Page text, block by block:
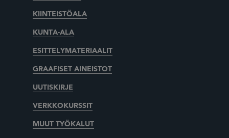
KIINTEISTÖALA
KUNTA-ALA
ESITTELYMATERIAALIT
GRAAFISET AINEISTOT
UUTISKIRJE
VERKKOKURSSIT
MUUT TYÖKALUT